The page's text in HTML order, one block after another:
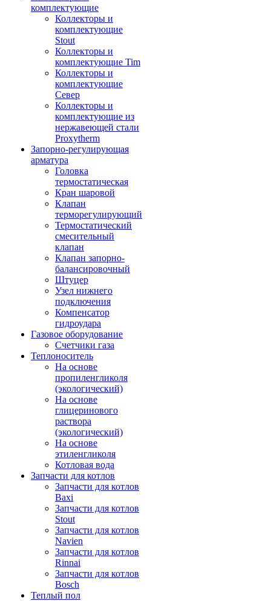
комплектующие
Коллекторы и
комплектующие
Stout
Коллекторы и
комплектующие Tim
Коллекторы и
комплектующие
Север
Коллекторы и
комплектующие из
нержавеющей стали
Proxytherm
Запорно-регулирующая
арматура
Головка
термостатическая
Кран шаровой
Клапан
терморегулирующий
Термостатический
смесительный
клапан
Клапан запорно-
балансировочный
Штуцер
Узел нижнего
подключения
Компенсатор
гидроудара
Газовое оборудование
Счетчики газа
Теплоноситель
На основе
пропиленгликоля
(экологический)
На основе
глицеринового
раствора
(экологический)
На основе
этиленгликоля
Котловая вода
Запчасти для котлов
Запчасти для котлов
Baxi
Запчасти для котлов
Stout
Запчасти для котлов
Navien
Запчасти для котлов
Rinnai
Запчасти для котлов
Bosch
Теплый пол